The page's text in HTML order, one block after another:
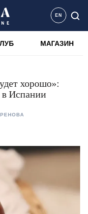
EN
МАГАЗИН
хорошо»:
в Испании